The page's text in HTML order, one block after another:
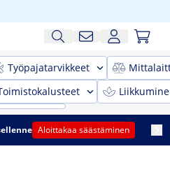
Työpajatarvikkeet
Aloittakaa säästäminen